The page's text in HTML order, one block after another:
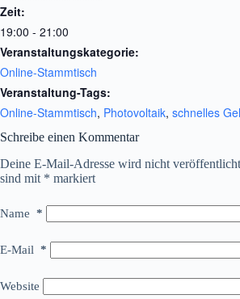
Zeit:
19:00 - 21:00
Veranstaltungskategorie:
Online-Stammtisch
Veranstaltung-Tags:
Online-Stammtisch, Photovoltaik, schnelles
Schreibe einen Kommentar
Deine E-Mail-Adresse wird nicht
sind mit * markiert
Name *
E-Mail *
Website